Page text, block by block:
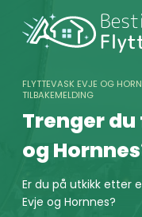
content
FLYTTEVASK EVJE OG
TILBAKEMELDING
Trenger
og
Er du på utkikk etter
Evje og Hornnes?